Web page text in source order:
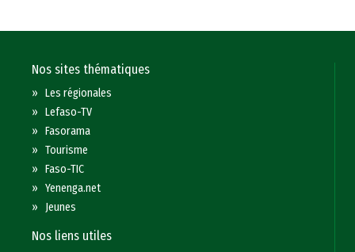
Nos sites thématiques
»Les régionales
»Lefaso-TV
»Fasorama
»Tourisme
»Faso-TIC
»Yenenga.net
» Jeunes
Nos liens utiles